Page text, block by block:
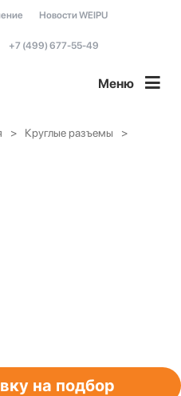
Новости WEIPU
+7 (499) 677-55-49
Меню
Круглые разъемы
на подбор